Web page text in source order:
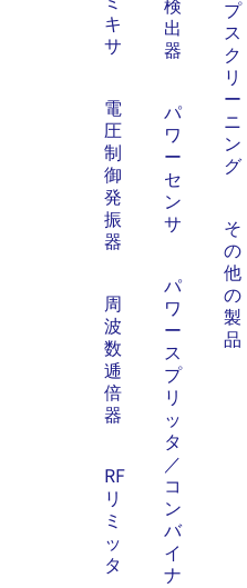
キ
サ
電
圧
制
御
発
振
器
周
波
数
逓
倍
器
RF
リ
ミ
ッ
タ
出
器
パ
ワ
ー
セ
ン
サ
パ
ワ
ー
ス
プ
リ
ッ
タ
／
コ
ン
バ
イ
ナ
プ
ス
ク
リ
ー
ニ
ン
グ
そ
の
他
の
製
品